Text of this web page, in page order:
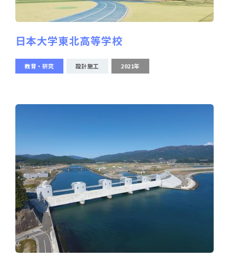
日本大学東北高等学校
教育・研究 設計施工 2021年